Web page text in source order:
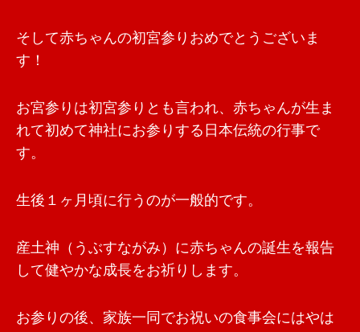
そして赤ちゃんの初宮参りおめでとうございま
す！
お宮参りは初宮参りとも言われ、赤ちゃんが生ま
れて初めて神社にお参りする日本伝統の行事で
す。
生後１ヶ月頃に行うのが一般的です。
産土神（うぶすながみ）に赤ちゃんの誕生を報告
して健やかな成長をお祈りします。
お参りの後、家族一同でお祝いの食事会にはやは